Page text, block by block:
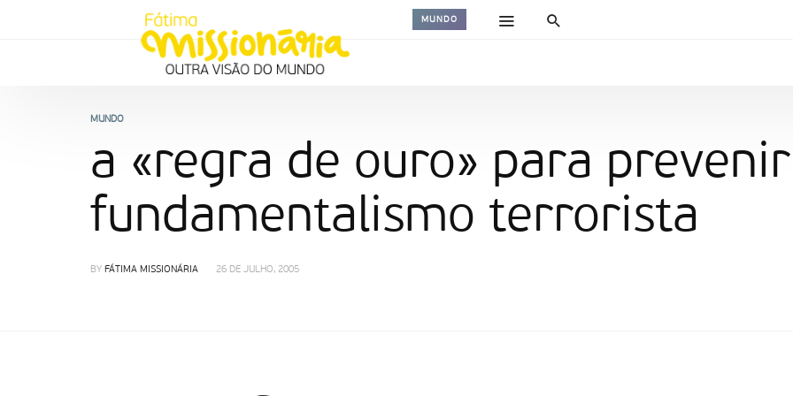
MUNDO
MUNDO
a «regra de ouro» para
fundamentalismo terrorista
BY FÁTIMA MISSIONÁRIA 26 DE JULHO, 2005